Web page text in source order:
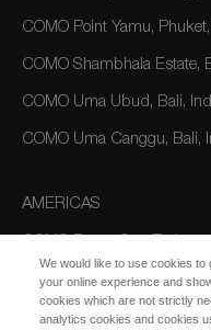
COMO Point Yamu,
COMO Shambhala Estate,
COMO Uma Ubud, Bali,
COMO Uma Canggu, Bali,
AMERICAS
AUSTRALIA/OCEANIA
We would like to use cookies
your online experience and
cookies which are not strictly
analytics cookies and cookies